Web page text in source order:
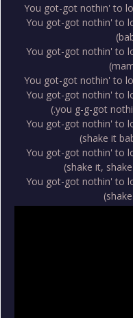
You got-got nothin' to
You got-got nothin' to
You got-got nothin' to
You got-got nothin' to
You got-got nothin' to
(.you g-g-got
You got-got nothin' to
(shake it
You got-got nothin' to
(shake it,
You got-got nothin' to